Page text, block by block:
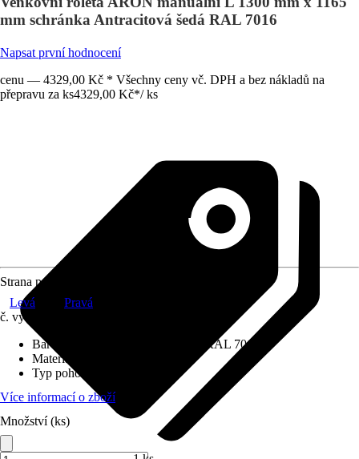
mm schránka Antracitová šedá RAL 7016
Napsat první hodnocení
cenu — 4329,00 Kč * Všechny ceny vč. DPH a bez nákladů na
přepravu za ks4329,00 Kč*/ ks
Strana pohonu
Levá
Pravá
č. výrobku
Barva schránky
Antracitová šedá RAL 7016
Materiál závěsu
Typ pohonu
Více informací o zboží
Množství (ks)